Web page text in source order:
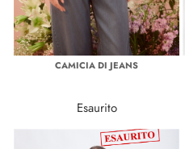
CAMICIA DI JEANS
Esaurito